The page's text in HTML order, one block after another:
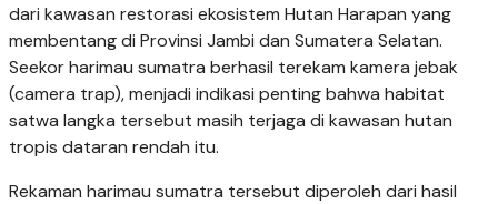
dari kawasan restorasi ekosistem Hutan Harapan yang
membentang di Provinsi Jambi dan Sumatera Selatan.
Seekor harimau sumatra berhasil terekam kamera jebak
(camera trap), menjadi indikasi penting bahwa habitat
satwa langka tersebut masih terjaga di kawasan hutan
tropis dataran rendah itu.
Rekaman harimau sumatra tersebut diperoleh dari hasil